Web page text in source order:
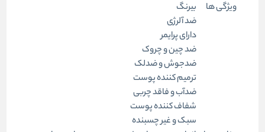
ویژگی ها
بیرنگ
ضد آلرژی
دارای پرایمر
ضد چین و چروک
ضدجوش و ضدلک
ترمیم کننده پوست
ضدآب و فاقد چربی
شفاف کننده پوست
سبک و غیر چسبنده